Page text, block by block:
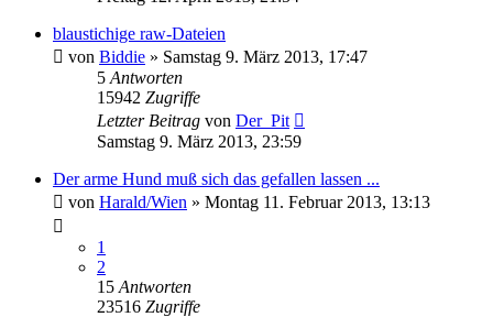
blaustichige raw-Dateien
von Biddie » Samstag 9. März 2013, 17:47
5 Antworten
15942 Zugriffe
Letzter Beitrag von Der_Pit
Samstag 9. März 2013, 23:59
Der arme Hund muß sich das gefallen lassen ...
von Harald/Wien » Montag 11. Februar 2013, 13:13
1
2
15 Antworten
23516 Zugriffe